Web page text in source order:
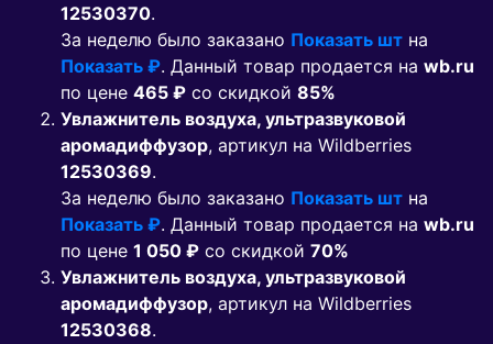
12530370.
За неделю было заказано Показать шт на
Показать ₽. Данный товар продается на wb.ru
по цене 465 ₽ co скидкой 85%
Увлажнитель воздуха, ультразвуковой
аромадиффузор, артикул на Wildberries
12530369.
За неделю было заказано Показать шт на
Показать ₽. Данный товар продается на wb.ru
по цене 1 050 ₽ co скидкой 70%
Увлажнитель воздуха, ультразвуковой
аромадиффузор, артикул на Wildberries
12530368.